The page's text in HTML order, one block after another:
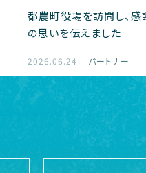
都農町役場を訪問し、感
の思いを伝えました
2026.06.24 パートナー